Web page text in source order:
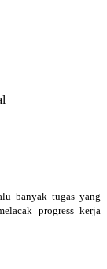
banyak tugas yang
progress kerja